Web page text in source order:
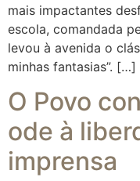
mais impactantes
escola, comandada
levou à avenida o
minhas fantasias”. […]
O Povo
ode à
imprensa